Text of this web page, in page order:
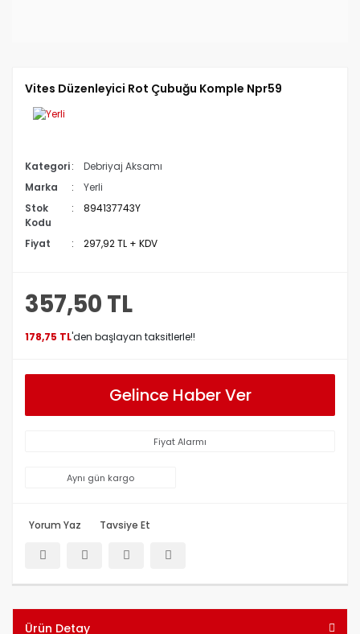
Vites Düzenleyici Rot Çubuğu Komple Npr59
Kategori
Debriyaj Aksamı
Marka
Yerli
Stok
Kodu
894137743Y
Fiyat 297,92 TL + KDV
357,50 TL
178,75 TL'den başlayan taksitlerle!!
Gelince Haber Ver
Fiyat Alarmı
Aynı gün kargo
Yorum Yaz Tavsiye Et
Ürün Detay